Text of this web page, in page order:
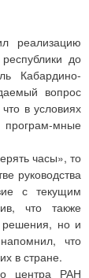
реализацию
до
Кабардино-
вопрос
в условиях
мные
часы», то
руководства
с текущим
что также
решения, но и
что
в стране.
центра РАН